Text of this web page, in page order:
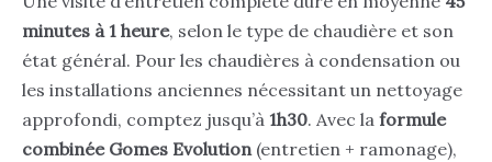
minutes à 1 heure, selon le type de chaudière et son
état général. Pour les chaudières à condensation ou
les installations anciennes nécessitant un nettoyage
approfondi, comptez jusqu’à 1h30. Avec la formule
combinée Gomes Evolution(entretien + ramonage),